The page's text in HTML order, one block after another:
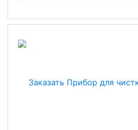
Очищающая жидкость Tip Top